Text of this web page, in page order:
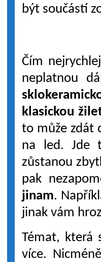
být součástí
Čím
neplatnou
klasickou
to může zdát
na led. Jde
zůstanou
pak
jinam.
jinak vám
Témat, která
více.